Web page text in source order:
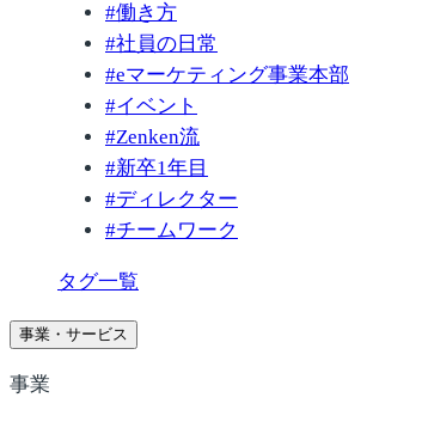
#働き方
#社員の日常
#eマーケティング事業本部
#イベント
#Zenken流
#新卒1年目
#ディレクター
#チームワーク
タグ一覧
事業・サービス
事業